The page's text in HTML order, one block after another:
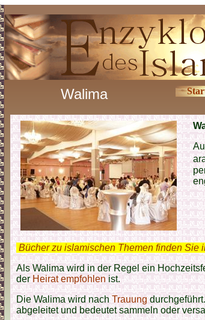
Walima
Bücher zu islamischen Themen finden Sie
Als Walima wird in der Regel ein
derHeirat empfohlenist.
Die Walima wird nachTrauung
abgeleitet und bedeutet sammeln oder